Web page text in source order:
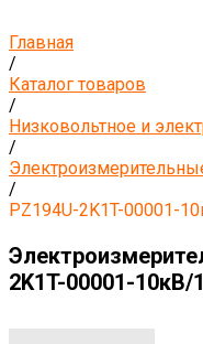
Главная
/
Каталог товаров
/
Низковольтное и
/
/
PZ194U-2K1T-00001-
2K1T-00001-